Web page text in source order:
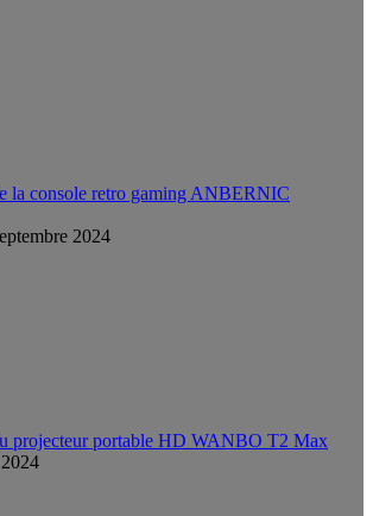
la console retro gaming ANBERNIC
2024
projecteur portable HD WANBO T2 Max